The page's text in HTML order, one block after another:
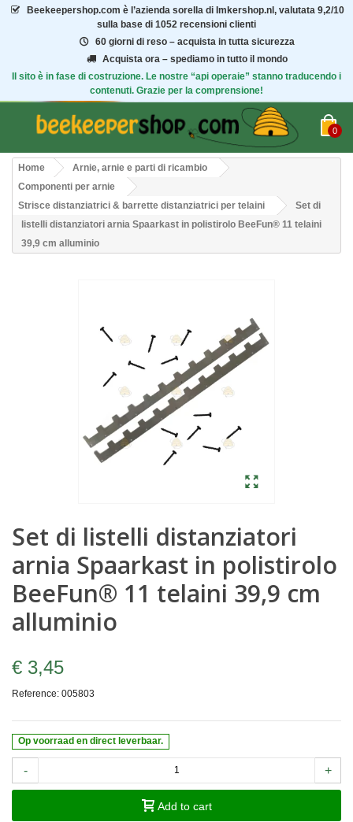
Beekeepershop.com è l’azienda sorella di Imkershop.nl, valutata 9,2/10
sulla base di 1052 recensioni clienti
60 giorni di reso – acquista in tutta sicurezza
Acquista ora – spediamo in tutto il mondo
Il sito è in fase di costruzione. Le nostre “api operaie” stanno traducendo i
contenuti. Grazie per la comprensione!
0
Home
Arnie, arnie e parti di ricambio
Componenti per arnie
Strisce distanziatrici & barrette distanziatrici per telaini
Set di
listelli distanziatori arnia Spaarkast in polistirolo BeeFun® 11 telaini
39,9 cm alluminio
Set di listelli distanziatori
arnia Spaarkast in polistirolo
BeeFun® 11 telaini 39,9 cm
alluminio
€ 3,45
Reference: 005803
Op voorraad en direct leverbaar.
- +
Add to cart